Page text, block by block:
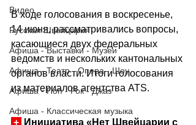
Видео
Русская Швейцария
Афиша - Выставки - Музеи
Афиша - Театр - Опера - Шоу
Афиша - Поп - Рок - Джаз
Афиша - Классическая музыка
В ходе голосования в воскресенье,
14 июня, рассматривались вопросы,
касающиеся двух федеральных
ведомств и нескольких кантональных
органов власти. Итоги голосования
из материалов агентства ATS.
+ Инициатива «Нет Швейцарии с